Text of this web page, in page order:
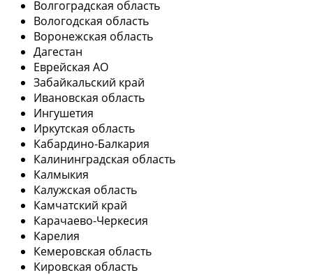
Волгоградская область
Вологодская область
Воронежская область
Дагестан
Еврейская АО
Забайкальский край
Ивановская область
Ингушетия
Иркутская область
Кабардино-Балкария
Калининградская область
Калмыкия
Калужская область
Камчатский край
Карачаево-Черкесия
Карелия
Кемеровская область
Кировская область